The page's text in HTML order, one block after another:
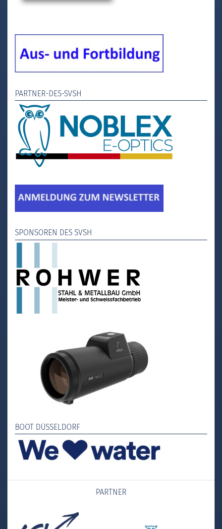
PARTNER-DES-SVSH
SPONSOREN DES SVSH
BOOT DÜSSELDORF
PARTNER